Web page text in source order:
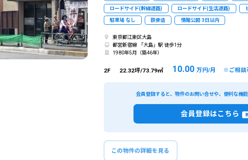
ロードサイド(幹線道路) ロードサイド(生活道路)
駐車場 なし 鉄骨造 情報公開 3日以内
東京都江東区大島
都営新宿線 「大島」駅 徒歩1分
1980年5月（築46年）
2F 22.32坪/73.79㎡ 10.00 万円/月 ※ご相談
会員登録すると、物件のお問い合せや、便利な機能
会員登録はこちら
この物件の詳細を見る